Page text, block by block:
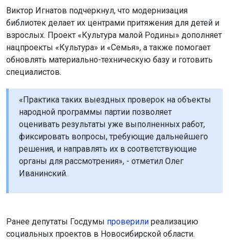
Виктор Игнатов подчеркнул, что модернизация
библиотек делает их центрами притяжения для детей и
взрослых. Проект «Культура малой Родины» дополняет
нацпроекты «Культура» и «Семья», а также помогает
обновлять материально-техническую базу и готовить
специалистов.
«Практика таких выездных проверок на объекты
народной программы партии позволяет
оценивать результаты уже выполненных работ,
фиксировать вопросы, требующие дальнейшего
решения, и направлять их в соответствующие
органы для рассмотрения», - отметил Олег
Иванинский.
Ранее депутаты Госдумы проверили реализацию
социальных проектов в Новосибирской области.